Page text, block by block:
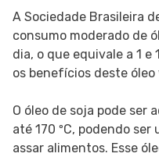
A Sociedade Brasileira
consumo moderado de
dia, o que equivale a 1
os benefícios deste
O óleo de soja pode ser
até 170 ºC, podendo
assar alimentos. Esse